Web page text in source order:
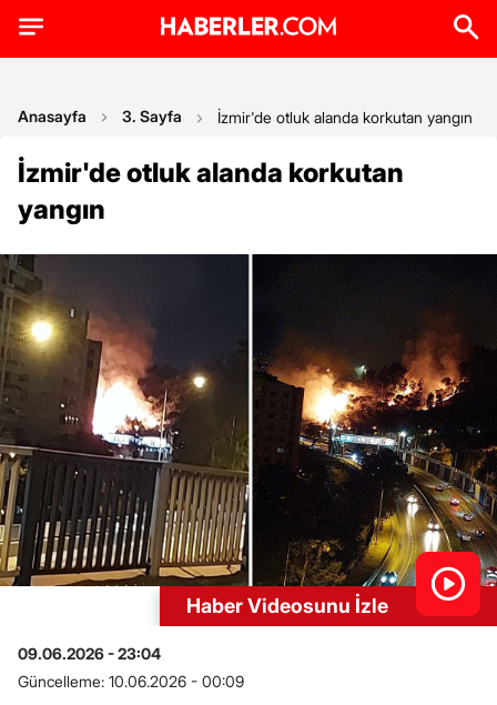
Anasayfa 3. Sayfa İzmir'de otluk alanda korkutan yangın
İzmir'de otluk alanda korkutan
yangın
Haber Videosunu İzle
09.06.2026 - 23:04
Güncelleme: 10.06.2026 - 00:09